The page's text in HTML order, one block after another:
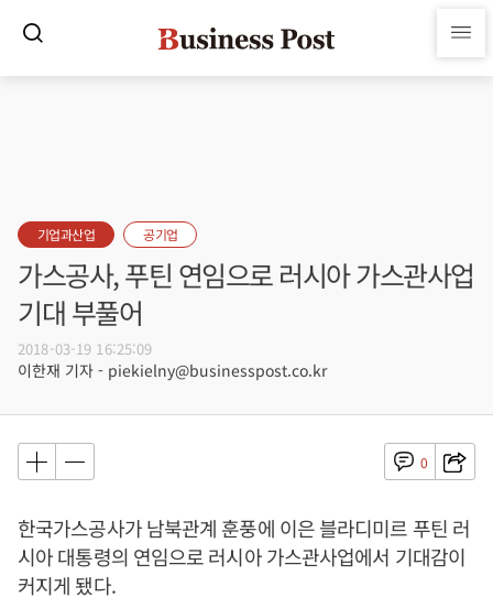
기업과산업 공기업
가스공사, 푸틴 연임으로 러시아 가스관사업
기대 부풀어
2018-03-19 16:25:09
이한재 기자 - piekielny@businesspost.co.kr
0
한국가스공사가 남북관계 훈풍에 이은 블라디미르 푸틴 러
시아 대통령의 연임으로 러시아 가스관사업에서 기대감이
커지게 됐다.